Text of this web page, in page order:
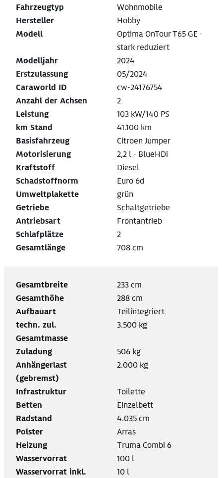
Fahrzeugtyp
Wohnmobile
Hersteller
Hobby
Modell
Optima OnTour T65 GE -
stark reduziert
Modelljahr
2024
Erstzulassung
05/2024
Caraworld ID
cw-24176754
Anzahl der Achsen
2
Leistung
103 kW/140 PS
km Stand
41.100 km
Basisfahrzeug
Citroen Jumper
Motorisierung
2,2 l - BlueHDi
Kraftstoff
Diesel
Schadstoffnorm
Euro 6d
Umweltplakette
grün
Getriebe
Schaltgetriebe
Antriebsart
Frontantrieb
Schlafplätze
2
Gesamtlänge
708 cm
Gesamtbreite
233 cm
Gesamthöhe
288 cm
Aufbauart
Teilintegriert
techn. zul.
Gesamtmasse
3.500 kg
Zuladung
506 kg
Anhängerlast
(gebremst)
2.000 kg
Infrastruktur
Toilette
Betten
Einzelbett
Radstand
4.035 cm
Polster
Arras
Heizung
Truma Combi 6
Wasservorrat
100 l
Wasservorrat inkl.
10 l